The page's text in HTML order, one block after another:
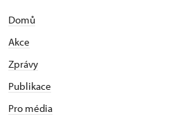
Domů
Akce
Zprávy
Publikace
Pro média